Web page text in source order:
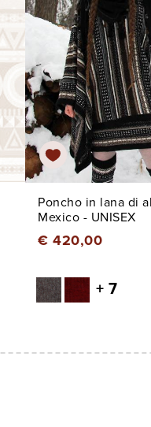
Poncho in lana di
Mexico - UNISEX
€ 420,00
+ 7